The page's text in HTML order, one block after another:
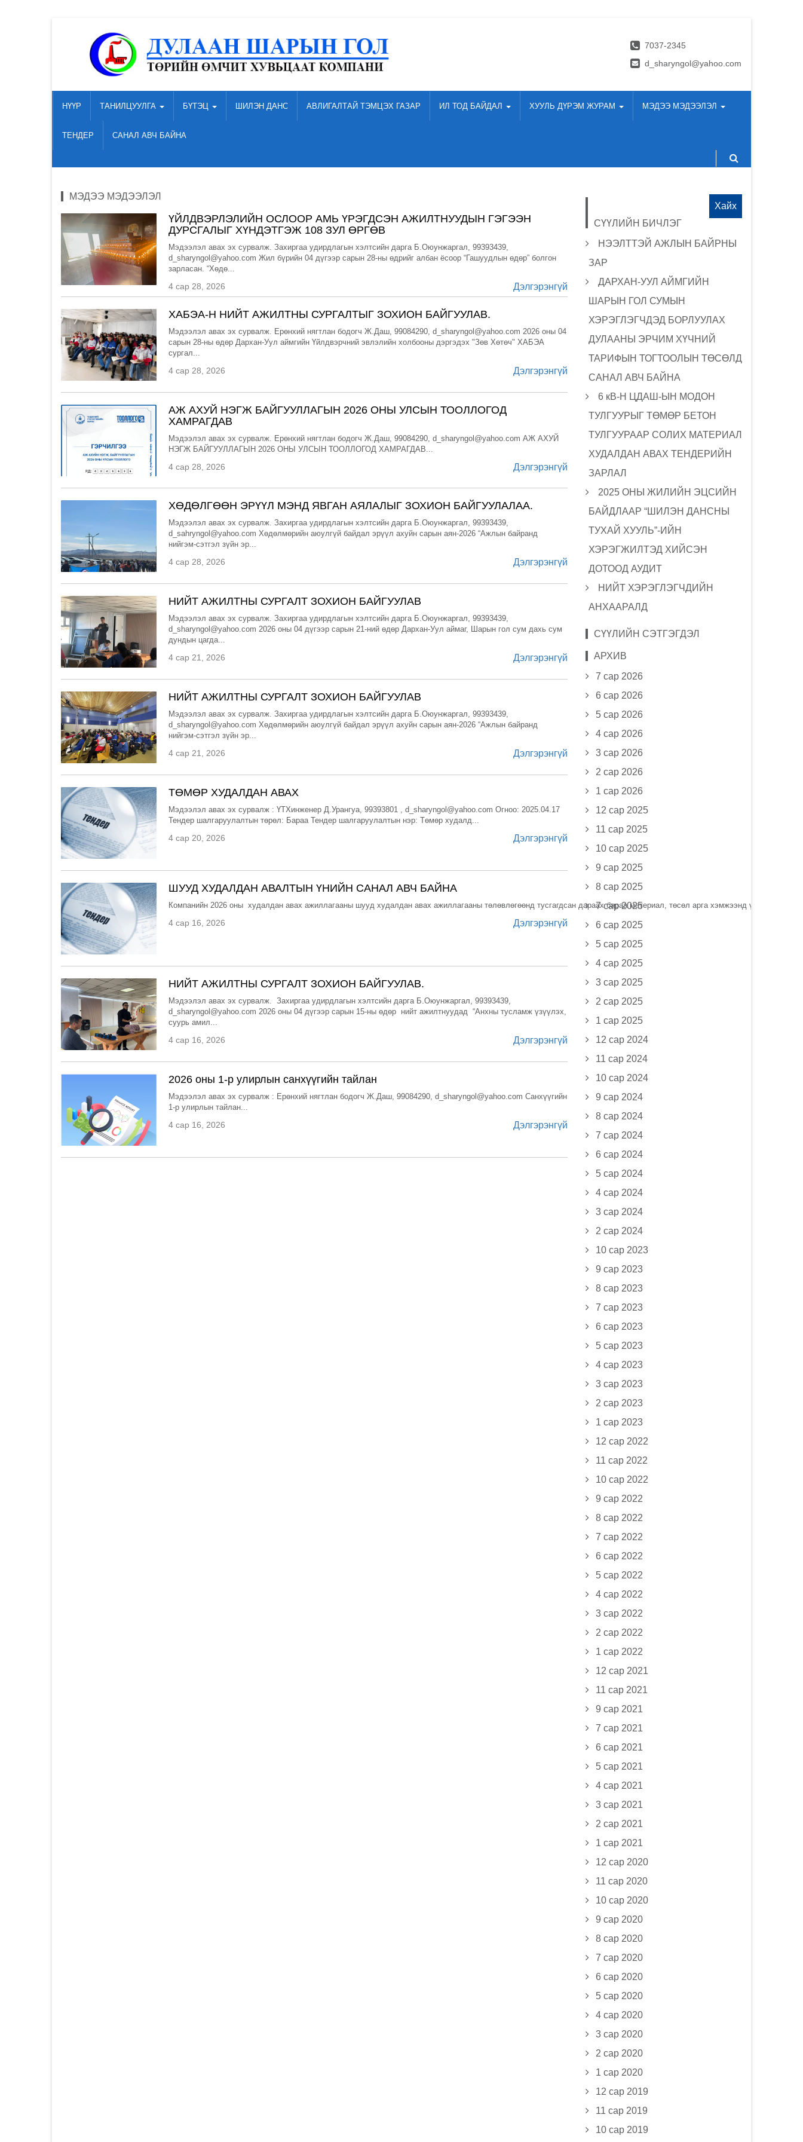
7037-2345
d_sharyngol@yahoo.com
НҮҮР ТАНИЛЦУУЛГА БҮТЭЦ ШИЛЭН ДАНС АВЛИГАЛТАЙ ТЭМЦЭХ ГАЗАР ИЛ ТОД БАЙДАЛ ХУУЛЬ ДҮРЭМ ЖУРАМ МЭДЭЭ МЭДЭЭЛЭЛ
ТЕНДЕР САНАЛ АВЧ БАЙНА
МЭДЭЭ МЭДЭЭЛЭЛ
ҮЙЛДВЭРЛЭЛИЙН ОСЛООР АМЬ ҮРЭГДСЭН АЖИЛТНУУДЫН ГЭГЭЭН
ДУРСГАЛЫГ ХҮНДЭТГЭЖ 108 ЗУЛ ӨРГӨВ
Мэдээлэл авах эх сурвалж. Захиргаа удирдлагын хэлтсийн дарга Б.Оюунжаргал, 99393439,
d_sharyngol@yahoo.com Жил бүрийн 04 дүгээр сарын 28-ны өдрийг албан ёсоор “Гашуудлын өдөр” болгон
зарласан. “Хөдө...
4 сар 28, 2026 Дэлгэрэнгүй
ХАБЭА-Н НИЙТ АЖИЛТНЫ СУРГАЛТЫГ ЗОХИОН БАЙГУУЛАВ.
Мэдээлэл авах эх сурвалж. Ерөнхий нягтлан бодогч Ж.Даш, 99084290, d_sharyngol@yahoo.com 2026 оны 04
сарын 28-ны өдөр Дархан-Уул аймгийн Үйлдвэрчний эвлэлийн холбооны дэргэдэх "Зөв Хөтөч" ХАБЭА
сургал...
4 сар 28, 2026 Дэлгэрэнгүй
АЖ АХУЙ НЭГЖ БАЙГУУЛЛАГЫН 2026 ОНЫ УЛСЫН ТООЛЛОГОД
ХАМРАГДАВ
Мэдээлэл авах эх сурвалж. Ерөнхий нягтлан бодогч Ж.Даш, 99084290, d_sharyngol@yahoo.com АЖ АХУЙ
НЭГЖ БАЙГУУЛЛАГЫН 2026 ОНЫ УЛСЫН ТООЛЛОГОД ХАМРАГДАВ...
4 сар 28, 2026 Дэлгэрэнгүй
ХӨДӨЛГӨӨН ЭРҮҮЛ МЭНД ЯВГАН АЯЛАЛЫГ ЗОХИОН БАЙГУУЛАЛАА.
Мэдээлэл авах эх сурвалж. Захиргаа удирдлагын хэлтсийн дарга Б.Оюунжаргал, 99393439,
d_sahryngol@yahoo.com Хөдөлмөрийн аюулгүй байдал эрүүл ахуйн сарын аян-2026 “Ажлын байранд
нийгэм-сэтгэл зүйн эр...
4 сар 28, 2026 Дэлгэрэнгүй
НИЙТ АЖИЛТНЫ СУРГАЛТ ЗОХИОН БАЙГУУЛАВ
Мэдээлэл авах эх сурвалж. Захиргаа удирдлагын хэлтсийн дарга Б.Оюунжаргал, 99393439,
d_sharyngol@yahoo.com 2026 оны 04 дүгээр сарын 21-ний өдөр Дархан-Уул аймаг, Шарын гол сум дахь сум
дундын цагда...
4 сар 21, 2026 Дэлгэрэнгүй
НИЙТ АЖИЛТНЫ СУРГАЛТ ЗОХИОН БАЙГУУЛАВ
Мэдээлэл авах эх сурвалж. Захиргаа удирдлагын хэлтсийн дарга Б.Оюунжаргал, 99393439,
d_sharyngol@yahoo.com Хөдөлмөрийн аюулгүй байдал эрүүл ахуйн сарын аян-2026 “Ажлын байранд
нийгэм-сэтгэл зүйн эр...
4 сар 21, 2026 Дэлгэрэнгүй
ТӨМӨР ХУДАЛДАН АВАХ
Мэдээлэл авах эх сурвалж : ҮТХинженер Д.Урангуа, 99393801 , d_sharyngol@yahoo.com Огноо: 2025.04.17
Тендер шалгаруулалтын төрөл: Бараа Тендер шалгаруулалтын нэр: Төмөр худалд...
4 сар 20, 2026 Дэлгэрэнгүй
ШУУД ХУДАЛДАН АВАЛТЫН ҮНИЙН САНАЛ АВЧ БАЙНА
Компанийн 2026 оны худалдан авах ажиллагааны шууд худалдан авах ажиллагааны төлөвлөгөөнд тусгагдсан дараах бараа материал, төсөл арга хэмжээнд үнийн санал
4 сар 16, 2026 Дэлгэрэнгүй
НИЙТ АЖИЛТНЫ СУРГАЛТ ЗОХИОН БАЙГУУЛАВ.
Мэдээлэл авах эх сурвалж. Захиргаа удирдлагын хэлтсийн дарга Б.Оюунжаргал, 99393439,
d_sharyngol@yahoo.com 2026 оны 04 дүгээр сарын 15-ны өдөр нийт ажилтнуудад “Анхны тусламж үзүүлэх,
суурь амил...
4 сар 16, 2026 Дэлгэрэнгүй
2026 оны 1-р улирлын санхүүгийн тайлан
Мэдээлэл авах эх сурвалж : Ерөнхий нягтлан бодогч Ж.Даш, 99084290, d_sharyngol@yahoo.com Санхүүгийн
1-р улирлын тайлан...
4 сар 16, 2026 Дэлгэрэнгүй
СҮҮЛИЙН БИЧЛЭГ
НЭЭЛТТЭЙ АЖЛЫН БАЙРНЫ
ЗАР
ДАРХАН-УУЛ АЙМГИЙН
ШАРЫН ГОЛ СУМЫН
ХЭРЭГЛЭГЧДЭД БОРЛУУЛАХ
ДУЛААНЫ ЭРЧИМ ХҮЧНИЙ
ТАРИФЫН ТОГТООЛЫН ТӨСӨЛД
САНАЛ АВЧ БАЙНА
6 кВ-Н ЦДАШ-ЫН МОДОН
ТУЛГУУРЫГ ТӨМӨР БЕТОН
ТУЛГУУРААР СОЛИХ МАТЕРИАЛ
ХУДАЛДАН АВАХ ТЕНДЕРИЙН
ЗАРЛАЛ
2025 ОНЫ ЖИЛИЙН ЭЦСИЙН
БАЙДЛААР “ШИЛЭН ДАНСНЫ
ТУХАЙ ХУУЛЬ”-ИЙН
ХЭРЭГЖИЛТЭД ХИЙСЭН
ДОТООД АУДИТ
НИЙТ ХЭРЭГЛЭГЧДИЙН
АНХААРАЛД
СҮҮЛИЙН СЭТГЭГДЭЛ
АРХИВ
7 сар 2026
6 сар 2026
5 сар 2026
4 сар 2026
3 сар 2026
2 сар 2026
1 сар 2026
12 сар 2025
11 сар 2025
10 сар 2025
9 сар 2025
8 сар 2025
7 сар 2025
6 сар 2025
5 сар 2025
4 сар 2025
3 сар 2025
2 сар 2025
1 сар 2025
12 сар 2024
11 сар 2024
10 сар 2024
9 сар 2024
8 сар 2024
7 сар 2024
6 сар 2024
5 сар 2024
4 сар 2024
3 сар 2024
2 сар 2024
10 сар 2023
9 сар 2023
8 сар 2023
7 сар 2023
6 сар 2023
5 сар 2023
4 сар 2023
3 сар 2023
2 сар 2023
1 сар 2023
12 сар 2022
11 сар 2022
10 сар 2022
9 сар 2022
8 сар 2022
7 сар 2022
6 сар 2022
5 сар 2022
4 сар 2022
3 сар 2022
2 сар 2022
1 сар 2022
12 сар 2021
11 сар 2021
9 сар 2021
7 сар 2021
6 сар 2021
5 сар 2021
4 сар 2021
3 сар 2021
2 сар 2021
1 сар 2021
12 сар 2020
11 сар 2020
10 сар 2020
9 сар 2020
8 сар 2020
7 сар 2020
6 сар 2020
5 сар 2020
4 сар 2020
3 сар 2020
2 сар 2020
1 сар 2020
12 сар 2019
11 сар 2019
10 сар 2019